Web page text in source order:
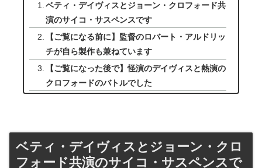
ベティ・デイヴィスとジョーン・クロフォード共
演のサイコ・サスペンスです
【ご覧になる前に】監督のロバート・アルドリッ
チが自ら製作も兼ねています
【ご覧になった後で】怪演のデイヴィスと熱演の
クロフォードのバトルでした
ベティ・デイヴィスとジョーン・クロ
フォード共演のサイコ・サスペンスで